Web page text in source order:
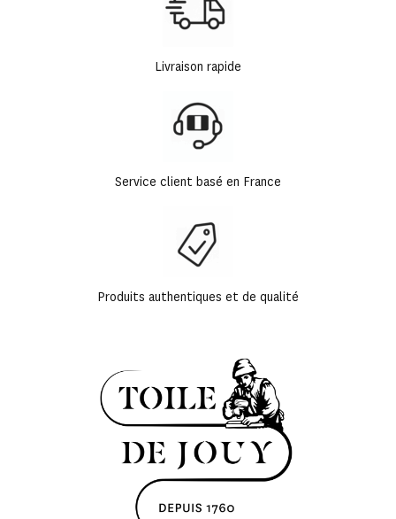
Livraison rapide
Service client basé en France
Produits authentiques et de qualité